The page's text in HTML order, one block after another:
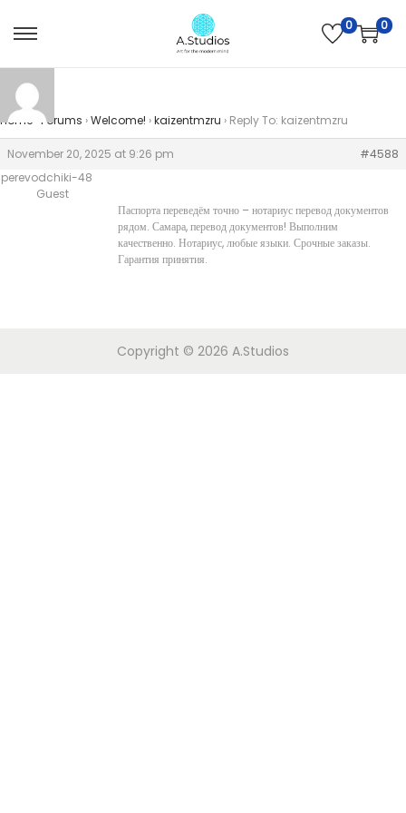
0 0
Home Forums ›Welcome! ›kaizentmzru › Reply To: kaizentmzru
November 20, 2025 at 9:26 pm
#4588
perevodchiki-48
Guest
Паспорта переведём точно –нотариус перевод документов
рядом. Самара, перевод документов! Выполним
качественно. Нотариус, любые языки. Срочные заказы.
Гарантия принятия.
Copyright © 2026 A.Studios